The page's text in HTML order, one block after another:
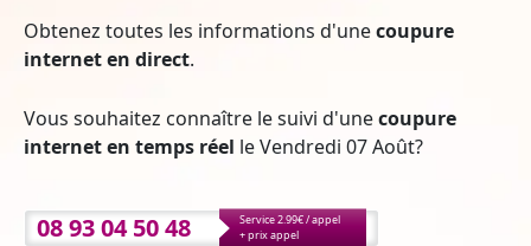
Obtenez toutes les informations d'unecoupure
internet en direct.
Vous souhaitez connaître le suivi d'unecoupure
internet en temps réel le Vendredi 07 Août?
08 93 04 50 48
Service 2.99€ / appel
+ prix appel